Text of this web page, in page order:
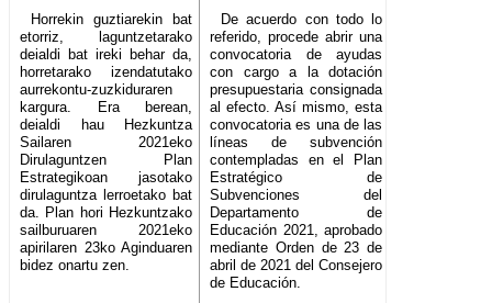
Horrekin guztiarekin bat
etorriz, laguntzetarako
deialdi bat ireki behar da,
horretarako izendatutako
aurrekontu-zuzkiduraren
kargura. Era berean,
deialdi hau Hezkuntza
Sailaren 2021eko
Dirulaguntzen Plan
Estrategikoan jasotako
dirulaguntza lerroetako bat
da. Plan hori Hezkuntzako
sailburuaren 2021eko
apirilaren 23ko Aginduaren
bidez onartu zen.
De acuerdo con todo lo
referido, procede abrir una
convocatoria de ayudas
con cargo a la dotación
presupuestaria consignada
al efecto. Así mismo, esta
convocatoria es una de las
líneas de subvención
contempladas en el Plan
Estratégico de
Subvenciones del
Departamento de
Educación 2021, aprobado
mediante Orden de 23 de
abril de 2021 del Consejero
de Educación.